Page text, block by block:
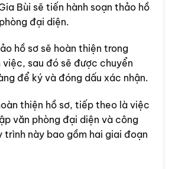
Bùi sẽ tiến hành soạn thảo hồ
đại diện.
hồ sơ sẽ hoàn thiện trong
việc, sau đó sẽ được chuyển
để ký và đóng dấu xác nhận.
thiện hồ sơ, tiếp theo là việc
văn phòng đại diện và công
trình này bao gồm hai giai đoạn